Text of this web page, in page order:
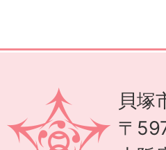
貝塚
〒